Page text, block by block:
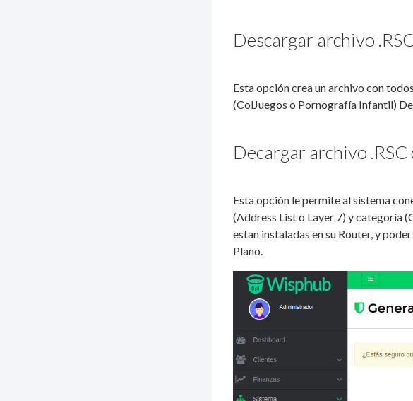
Descargar archivo
Esta opción crea un archivo con
(ColJuegos o Pornografía Infantil)
Decargar archivo
Esta opción le permite al sistema
(Address List o Layer 7) y categoría
estan instaladas en su Router, y
Plano.